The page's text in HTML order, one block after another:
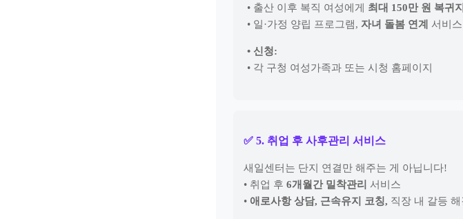
• 출산 이후 복직 여성에게
최대 150만 원 복귀
• 일·가정 양립 프로그램, 자녀 돌봄 연계 서비
• 신청:
• 각 구청 여성가족과 또는 시청 홈페이지
✅ 5. 취업 후 사후관리 서비스
새일센터는 단지 연결만 해주는 게 아닙니다!
• 취업 후 6개월간 밀착관리 서비스
• 애로사항 상담, 근속유지 코칭, 직장 내 갈등 해